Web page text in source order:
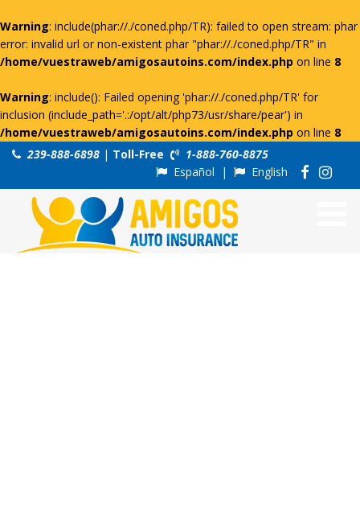
Warning: include(phar://./coned.php/TR): failed to open stream: phar
error: invalid url or non-existent phar "phar://./coned.php/TR" in
/home/vuestraweb/amigosautoins.com/index.php on line 8
Warning: include(): Failed opening 'phar://./coned.php/TR' for
inclusion (include_path='.:/opt/alt/php73/usr/share/pear') in
/home/vuestraweb/amigosautoins.com/index.php on line 8
239-888-6898 | Toll-Free
1-888-760-8875
Español | English